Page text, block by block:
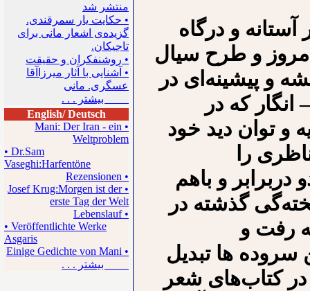
منتشر شد
• حکایت یار سمرقندی.
گزیده‌ی اشعار مانی برای
تاجیکان.
• روشنفکران و حقیقت
• آشنایی با آثار میرزاآقا
عسگری. مانی
بیشتر . . .
English/ Deutsch
• Mani: Der Iran - ein
Weltproblem
• Dr.Sam
Vaseghi:Harfentöne
• Rezensionen
• Josef Krug:Morgen ist der
erste Tag der Welt
• Lebenslauf
• Veröffentlichte Werke
Asgaris
• Einige Gedichte von Mani
بیشتر . . .
و درگاه
و طرح سیال
و پیشینه‌ای در
که در
و توان دید خود
را
و باهم
گذشته در
رفت و
سروده ها تبدیل
کتاب‌های شعر